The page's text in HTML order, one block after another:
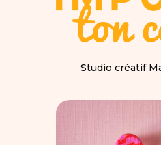
Studio créatif